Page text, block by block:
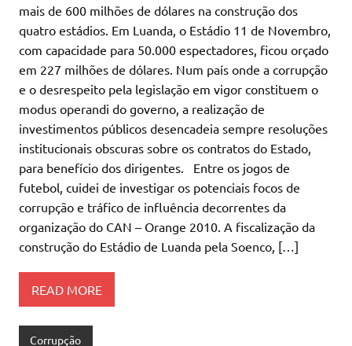
mais de 600 milhões de dólares na construção dos
quatro estádios. Em Luanda, o Estádio 11 de Novembro,
com capacidade para 50.000 espectadores, ficou orçado
em 227 milhões de dólares. Num país onde a corrupção
e o desrespeito pela legislação em vigor constituem o
modus operandi do governo, a realização de
investimentos públicos desencadeia sempre resoluções
institucionais obscuras sobre os contratos do Estado,
para benefício dos dirigentes. Entre os jogos de
futebol, cuidei de investigar os potenciais focos de
corrupção e tráfico de influência decorrentes da
organização do CAN – Orange 2010. A fiscalização da
construção do Estádio de Luanda pela Soenco, […]
READ MORE
Corrupção